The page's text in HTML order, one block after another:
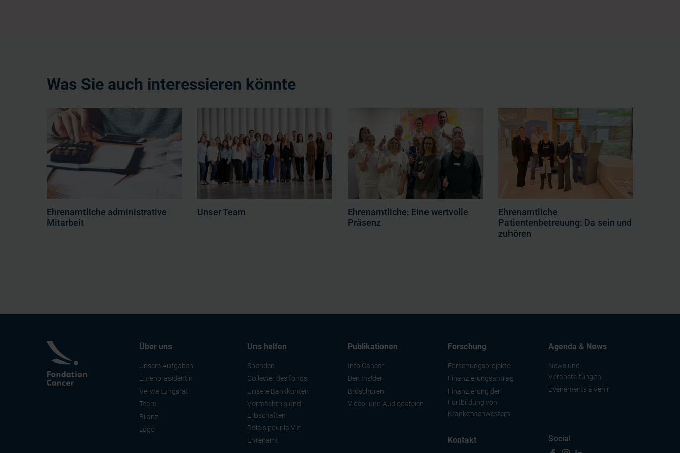
Was Sie auch interessieren könnte
Ehrenamtliche administrative
Mitarbeit
Unser Team
Ehrenamtliche: Eine wertvolle
Präsenz
Ehrenamtliche
Patientenbetreuung: Da sein und
zuhören
Über uns
Unsere Aufgaben
Ehrenpräsidentin
Verwaltungsrat
Team
Bilanz
Logo
Uns helfen
Spenden
Collecter des fonds
Unsere Bankkonten
Vermächtnis und
Erbschaften
Relais pour la Vie
Ehrenamt
Publikationen
Info Cancer
Den Ins!der
Broschüren
Video- und Audiodateien
Forschung
Forschungsprojekte
Finanzierungsantrag
Finanzierung der
Fortbildung von
Krankenschwestern
Kontakt
Agenda & News
News und
Veranstaltungen
Evènements à venir
Social